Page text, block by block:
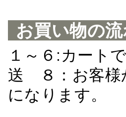
お買い物の
１～６:カート
送 ８：お客様
になります。